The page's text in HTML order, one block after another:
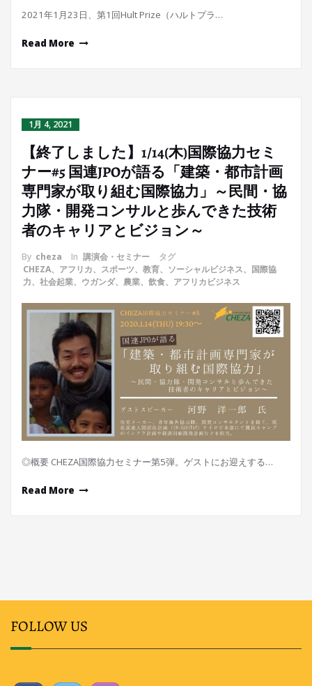
2021年1月23日、第1回Hult Prize（ハルトプラ…
Read More
1月 4, 2021
【終了しました】1/14(木)国際協力セミ
ナー#5 国連JPOが語る「建築・都市計画
専門家が取り組む国際協力」～民間・協
力隊・開発コンサルと歩んできた技術
者のキャリアとビジョン～
By cheza In 講演会・セミナー
タグ
CHEZA、アフリカ、スポーツ、教育、ソーシャルビジネス、国際協
力、社会起業、ウガンダ、農業、飲食、アフリカビジネス
◎概要 CHEZA国際協力セミナー第5弾。ゲストにお迎えする…
Read More
FOLLOW US